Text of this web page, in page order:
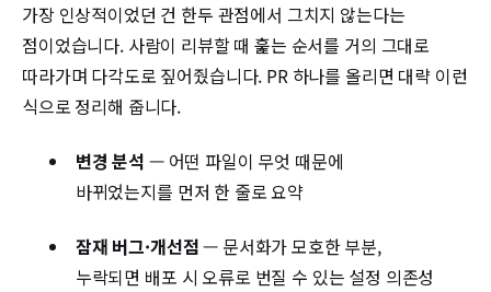
가장 인상적이었던 건 한두 관점에서 그치지 않는다는
점이었습니다. 사람이 리뷰할 때 훑는 순서를 거의 그대로
따라가며 다각도로 짚어줬습니다. PR 하나를 올리면 대략 이런
식으로 정리해 줍니다.
변경 분석 — 어떤 파일이 무엇 때문에
바뀌었는지를 먼저 한 줄로 요약
잠재 버그·개선점— 문서화가 모호한 부분,
누락되면 배포 시 오류로 번질 수 있는 설정 의존성